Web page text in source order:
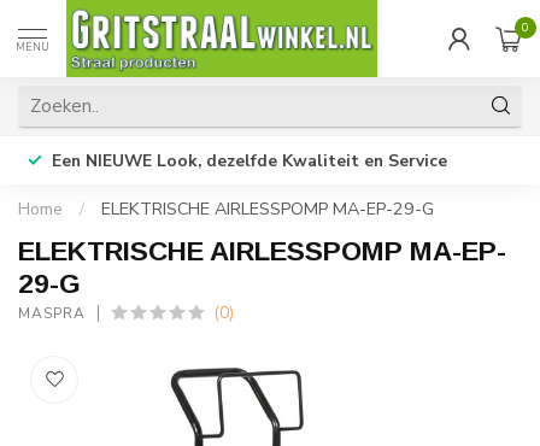
MENU
0
Een NIEUWE Look, dezelfde Kwaliteit en Service
Home / ELEKTRISCHE AIRLESSPOMP MA-EP-29-G
ELEKTRISCHE AIRLESSPOMP MA-EP-
29-G
MASPRA (0)